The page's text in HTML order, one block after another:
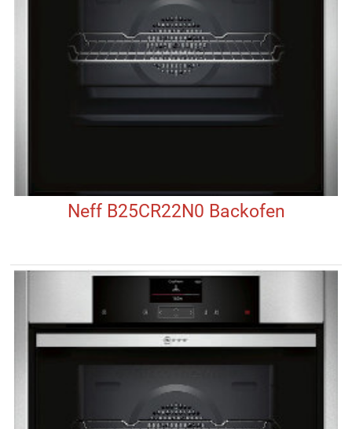
Neff B25CR22N0 Backofen